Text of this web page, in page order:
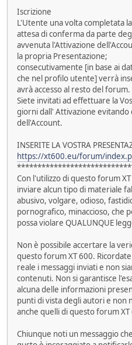
Iscrizione
L'Utente una volta completata
attesa di conferma da parte
avvenuta l'Attivazione
la propria Presentazione;
consecutivamente [in base ai
che nel profilo utente] verrà
avrà accesso al resto del forum.
Siete invitati ad effettuare la
giorni dall' Attivazione evitando
dell'Account.
INSERITE LA VOSTRA
https://xt600.eu/forum/
Con l'utilizzo di questo forum
inviare alcun tipo di materiale
abusivo, volgare, odioso,
pornografico, minaccioso, che
possa violare QUALUNQUE
Non è possibile accertare la
questo forum XT 600.
reale i messaggi inviati e non
contenuti. Non si garantisce
alcuna delle informazioni
punti di vista degli autori e non
anche quelli di questo forum XT
Chiunque noti un messaggio